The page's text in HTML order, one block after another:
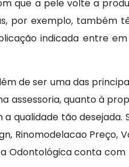
que a pele volte a
por exemplo, também
indicada entre
de ser uma das
assessoria, quanto à
qualidade tão
Rinomodelacao Preço,
Odontológica conta